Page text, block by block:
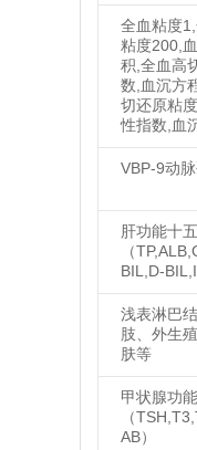
全血粘度
粘度200,
积,全血高
数,血沉方
切还原粘
性指数,血
VBP-9动
肝功能十
（
BIL,D-
浅表淋巴
肢、外生
肤等
甲状腺功
（
AB）